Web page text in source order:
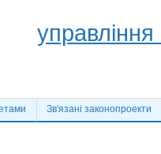
Зв'язані законопроекти